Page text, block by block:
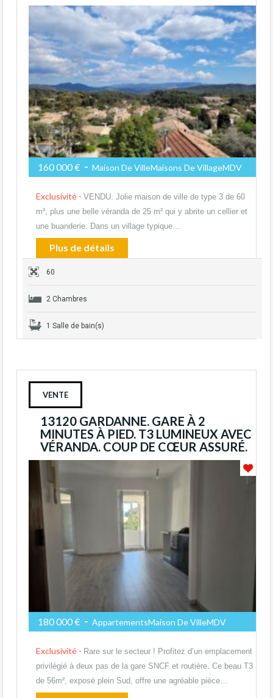
160 000 € - Maison De VilleMaisons De VillageMDV
Exclusivité - VENDU. Jolie maison de ville de type 3 de 60
m², plus une belle véranda de 25 m² qui y abrite un cellier et
une buanderie. Dans un village typique…
Plus de détails
60
2 Chambres
1 Salle de bain(s)
VENTE
13120 GARDANNE. GARE À 2
MINUTES À PIED. T3 LUMINEUX AVEC
VÉRANDA. COUP DE CŒUR ASSURÉ.
180 000 € - AppartementsMaison De VilleMDV
Exclusivité - Rare sur le secteur ! Profitez d’un emplacement
privilégié à deux pas de la gare SNCF et routière. Ce beau T3
de 56m², exposé plein Sud, offre une agréable pièce…